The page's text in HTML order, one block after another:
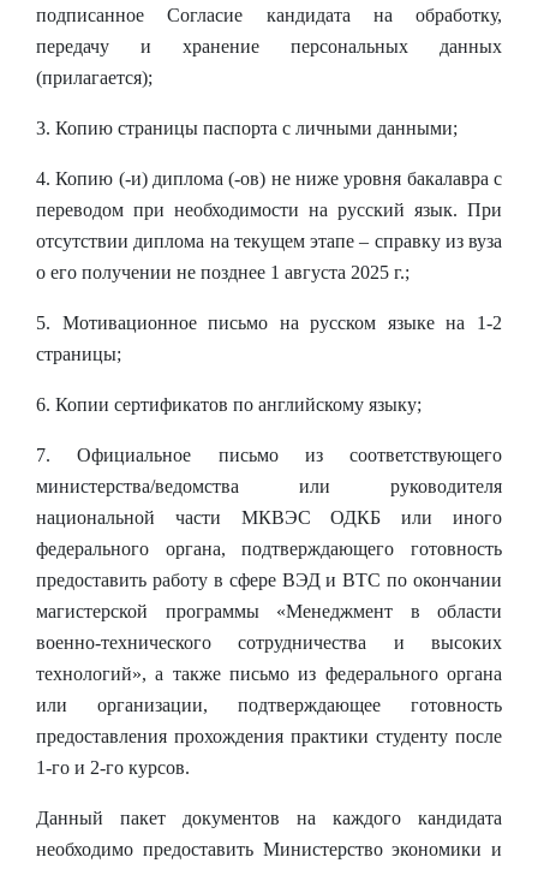
подписанное Согласие кандидата на обработку,
передачу и хранение персональных данных
(прилагается);
3. Копию страницы паспорта с личными данными;
4. Копию (-и) диплома (-ов) не ниже уровня бакалавра с
переводом при необходимости на русский язык. При
отсутствии диплома на текущем этапе – справку из вуза
о его получении не позднее 1 августа 2025 г.;
5. Мотивационное письмо на русском языке на 1-2
страницы;
6. Копии сертификатов по английскому языку;
7. Официальное письмо из соответствующего
министерства/ведомства или руководителя
национальной части МКВЭС ОДКБ или иного
федерального органа, подтверждающего готовность
предоставить работу в сфере ВЭД и ВТС по окончании
магистерской программы «Менеджмент в области
военно-технического сотрудничества и высоких
технологий», а также письмо из федерального органа
или организации, подтверждающее готовность
предоставления прохождения практики студенту после
1-го и 2-го курсов.
Данный пакет документов на каждого кандидата
необходимо предоставить Министерство экономики и